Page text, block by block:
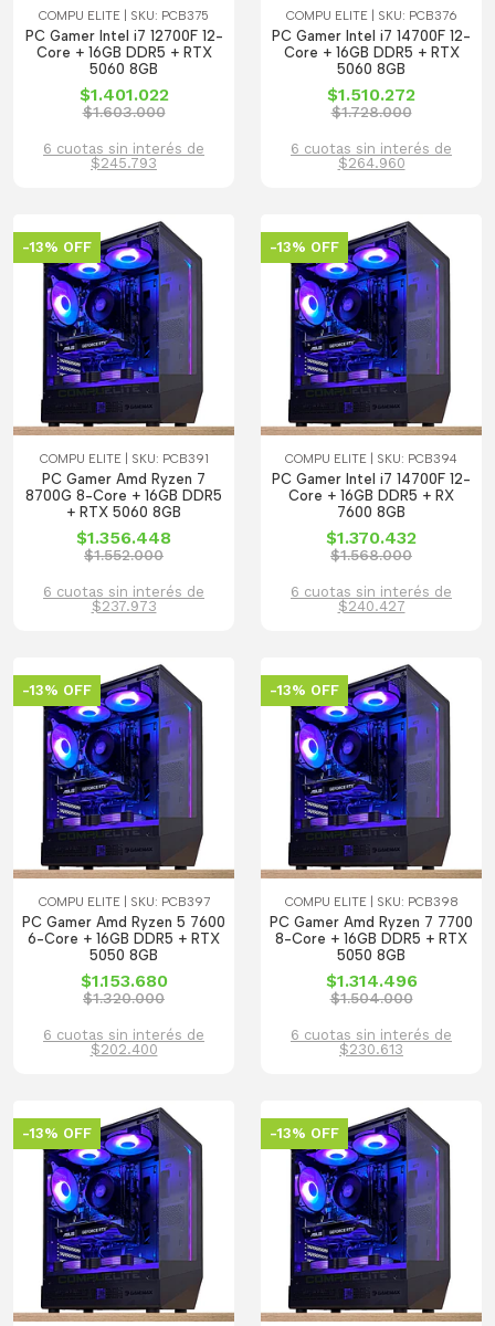
COMPU ELITE | SKU: PCB375
PC Gamer Intel i7 12700F 12-
Core + 16GB DDR5 + RTX
5060 8GB
$1.401.022
$1.603.000
6 cuotas sin interés de
$245.793
COMPU ELITE | SKU: PCB376
PC Gamer Intel i7 14700F 12-
Core + 16GB DDR5 + RTX
5060 8GB
$1.510.272
$1.728.000
6 cuotas sin interés de
$264.960
-13% OFF
COMPU ELITE | SKU: PCB391
PC Gamer Amd Ryzen 7
8700G 8-Core + 16GB DDR5
+ RTX 5060 8GB
$1.356.448
$1.552.000
6 cuotas sin interés de
$237.973
-13% OFF
COMPU ELITE | SKU: PCB394
PC Gamer Intel i7 14700F 12-
Core + 16GB DDR5 + RX
7600 8GB
$1.370.432
$1.568.000
6 cuotas sin interés de
$240.427
-13% OFF
COMPU ELITE | SKU: PCB397
PC Gamer Amd Ryzen 5 7600
6-Core + 16GB DDR5 + RTX
5050 8GB
$1.153.680
$1.320.000
6 cuotas sin interés de
$202.400
-13% OFF
COMPU ELITE | SKU: PCB398
PC Gamer Amd Ryzen 7 7700
8-Core + 16GB DDR5 + RTX
5050 8GB
$1.314.496
$1.504.000
6 cuotas sin interés de
$230.613
-13% OFF -13% OFF